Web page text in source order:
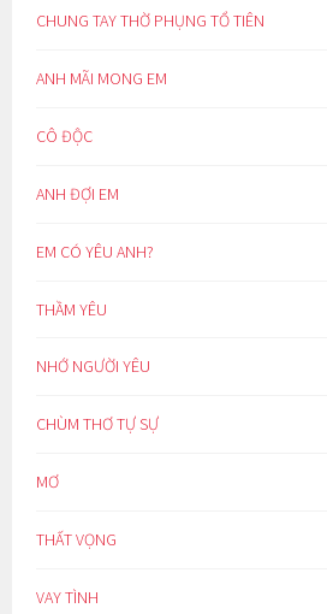
CHUNG TAY THỜ PHỤNG TỔ TIÊN
ANH MÃI MONG EM
CÔ ĐỘC
ANH ĐỢI EM
EM CÓ YÊU ANH?
THẦM YÊU
NHỚ NGƯỜI YÊU
CHÙM THƠ TỰ SỰ
MƠ
THẤT VỌNG
VAY TÌNH